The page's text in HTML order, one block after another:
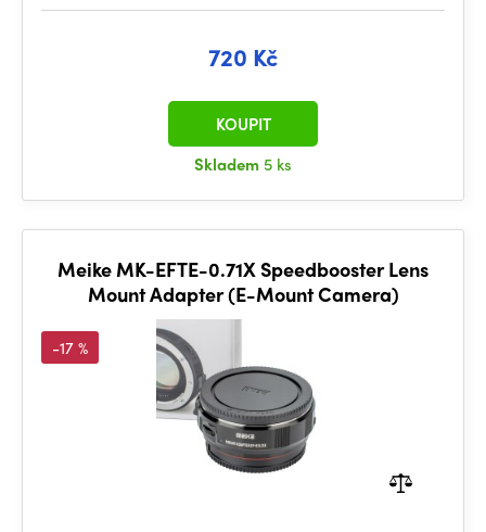
720 Kč
Skladem 5 ks
KOUPIT
Meike MK-EFTE-0.71X Speedbooster Lens
Mount Adapter (E-Mount Camera)
-17 %